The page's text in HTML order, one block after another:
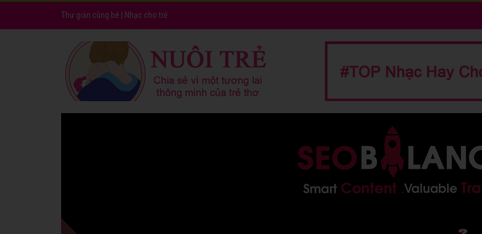
Thư giản cùng bé Nhạc cho trẻ